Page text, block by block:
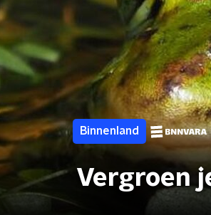
Binnenland
Vergroen